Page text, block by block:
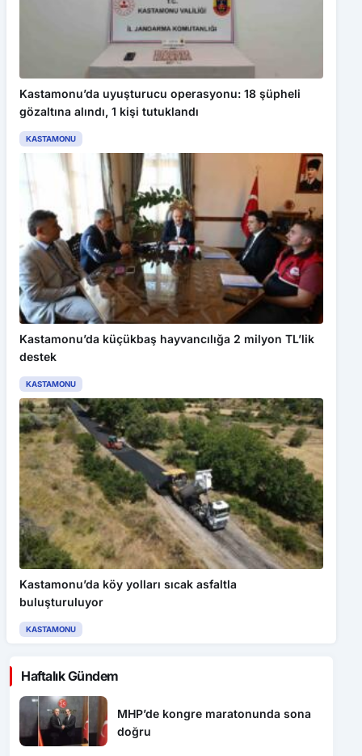
Kastamonu’da uyuşturucu operasyonu: 18 şüpheli
gözaltına alındı, 1 kişi tutuklandı
KASTAMONU
Kastamonu’da küçükbaş hayvancılığa 2 milyon TL’lik
destek
KASTAMONU
Kastamonu’da köy yolları sıcak asfaltla
buluşturuluyor
KASTAMONU
Haftalık Gündem
MHP’de kongre maratonunda sona
doğru